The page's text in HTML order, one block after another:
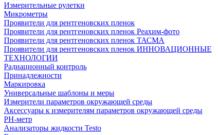
Измерительные рулетки
Микрометры
Проявители для рентгеновских пленок
Проявители для рентгеновских пленок Реахим-фото
Проявители для рентгеновских пленок ТАСМА
Проявители для рентгеновских пленок ИННОВАЦИОННЫЕ
ТЕХНОЛОГИИ
Радиационный контроль
Принадлежности
Маркировка
Универсальные шаблоны и меры
Измерители параметров окружающей среды
Аксессуары к измерителям параметров окружающей среды
PH-метр
Анализаторы жидкости Testo